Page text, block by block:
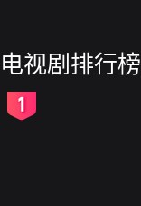
电视剧排行榜